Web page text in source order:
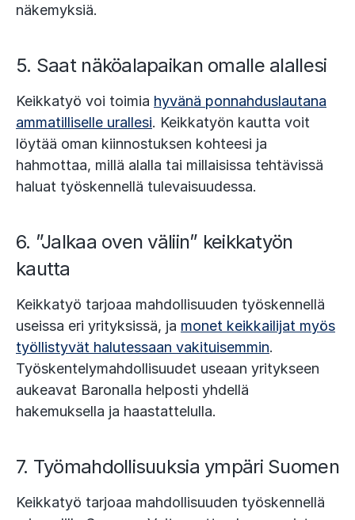
näkemyksiä.
5. Saat näköalapaikan omalle alallesi
Keikkatyö voi toimia hyvänä ponnahduslautana
ammatilliselle urallesi. Keikkatyön kautta voit
löytää oman kiinnostuksen kohteesi ja
hahmottaa, millä alalla tai millaisissa tehtävissä
haluat työskennellä tulevaisuudessa.
6. ”Jalkaa oven väliin” keikkatyön
kautta
Keikkatyö tarjoaa mahdollisuuden työskennellä
useissa eri yrityksissä, ja monet keikkailijat myös
työllistyvät halutessaan vakituisemmin.
Työskentelymahdollisuudet useaan yritykseen
aukeavat Baronalla helposti yhdellä
hakemuksella ja haastattelulla.
7. Työmahdollisuuksia ympäri Suomen
Keikkatyö tarjoaa mahdollisuuden työskennellä